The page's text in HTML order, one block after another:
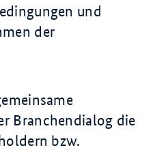
und
der
Branchendialog die
bzw.